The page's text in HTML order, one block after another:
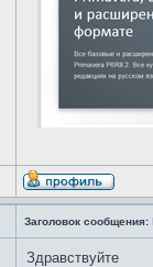
Заголовок сообщения:
Здравствуйте